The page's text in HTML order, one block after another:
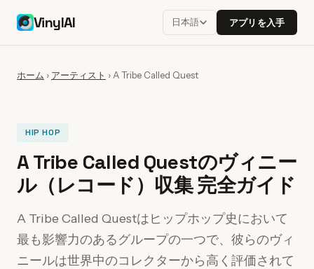
VinylAI 日本語 アプリを入手
ホーム › アーティスト › A Tribe Called Quest
HIP HOP
A Tribe Called Questのヴィニー
ル（レコード）収集 完全ガイド
A Tribe Called Questはヒップホップ史において
最も影響力のあるグループの一つで、彼らのヴィ
ニールは世界中のコレクターから高く評価されて